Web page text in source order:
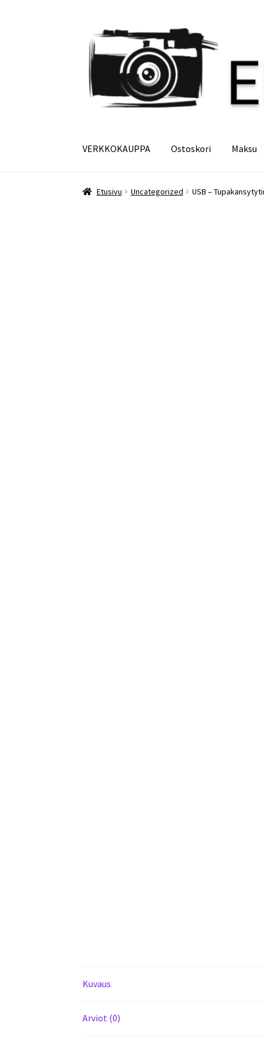
Siirry
navigointiin
Siirry
sisältöön
VERKKOKAUPPA Ostoskori Maksu
Etusivu Maksu Minun tilini Ostoskori
Etusivu Uncategorized USB –
Kuvaus
Arviot (0)